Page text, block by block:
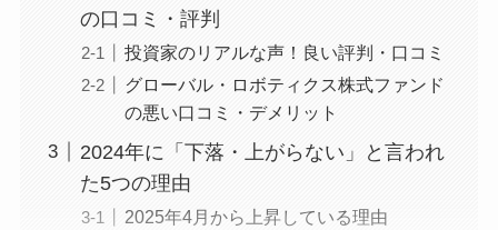
の口コミ・評判
投資家のリアルな声！良い評判・口コミ
グローバル・ロボティクス株式ファンド
の悪い口コミ・デメリット
2024年に「下落・上がらない」と言われ
た5つの理由
2025年4月から上昇している理由